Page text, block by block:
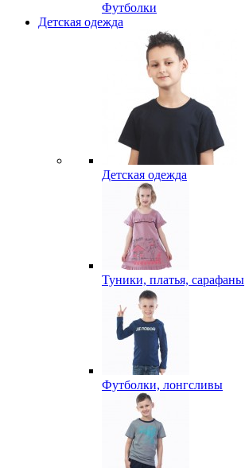
Футболки
Детская одежда
Детская одежда
Туники, платья, сарафаны
Футболки, лонгсливы